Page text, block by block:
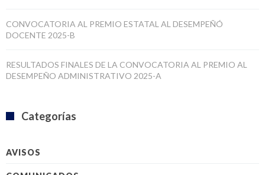
CONVOCATORIA AL PREMIO ESTATAL AL DESEMPEÑÓ
DOCENTE 2025-B
RESULTADOS FINALES DE LA CONVOCATORIA AL PREMIO AL
DESEMPEÑO ADMINISTRATIVO 2025-A
Categorías
AVISOS